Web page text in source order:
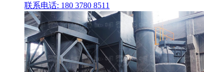
联系电话: 180 3780 8511